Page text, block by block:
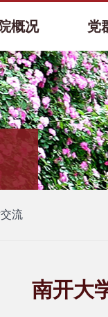
概况 党
流
南开大